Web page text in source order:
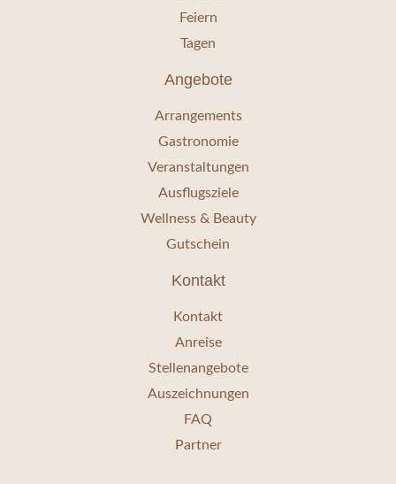
Feiern
Tagen
Angebote
Arrangements
Gastronomie
Veranstaltungen
Ausflugsziele
Wellness & Beauty
Gutschein
Kontakt
Kontakt
Anreise
Stellenangebote
Auszeichnungen
FAQ
Partner